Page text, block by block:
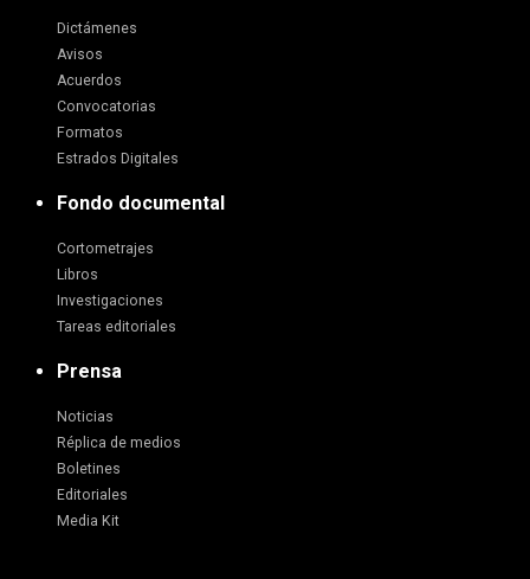
Dictámenes
Avisos
Acuerdos
Convocatorias
Formatos
Estrados Digitales
Fondo documental
Cortometrajes
Libros
Investigaciones
Tareas editoriales
Prensa
Noticias
Réplica de medios
Boletines
Editoriales
Media Kit